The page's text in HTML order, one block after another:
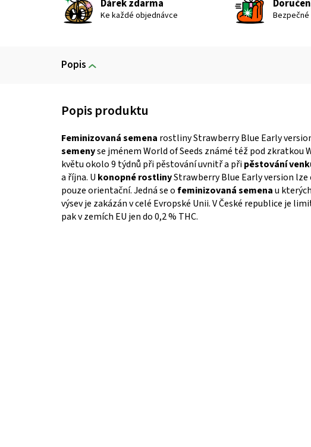
Dárek zdarma
Ke každé objednávce Bezpečné
Popis
Feminizovaná semena rostliny Strawberry Blue Early
semenyse jménem World of Seeds známé též pod zkratkou
květu okolo 9 týdnů při pěstování uvnitř a připěstování
a října. U konopné rostlinyStrawberry Blue Early version lze
pouze orientační. Jedná se ofeminizovaná semenau
výsev je zakázán v celé Evropské Unii. V České republice je
pak v zemích EU jen do 0,2 % THC.